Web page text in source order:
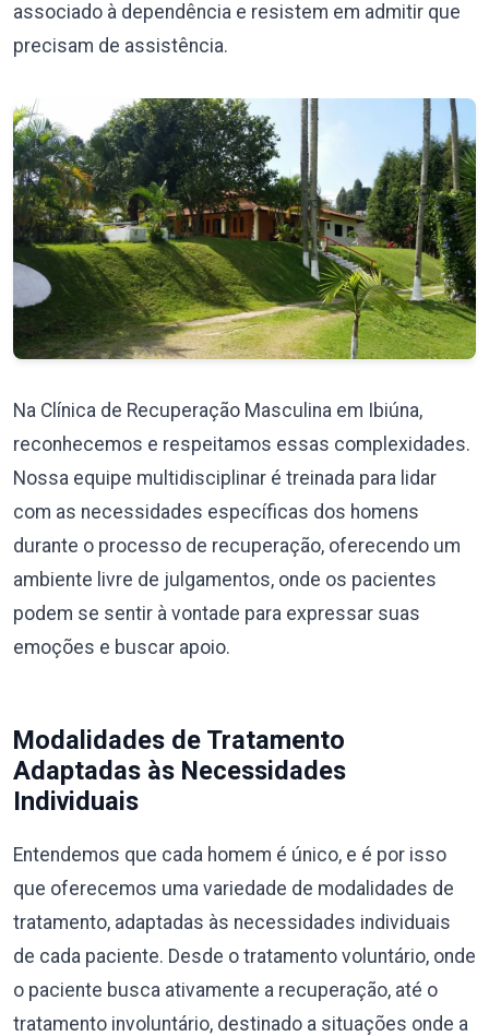
associado à dependência e resistem em admitir que
precisam de assistência.
Na Clínica de Recuperação Masculina em Ibiúna,
reconhecemos e respeitamos essas complexidades.
Nossa equipe multidisciplinar é treinada para lidar
com as necessidades específicas dos homens
durante o processo de recuperação, oferecendo um
ambiente livre de julgamentos, onde os pacientes
podem se sentir à vontade para expressar suas
emoções e buscar apoio.
Modalidades de Tratamento
Adaptadas às Necessidades
Individuais
Entendemos que cada homem é único, e é por isso
que oferecemos uma variedade de modalidades de
tratamento, adaptadas às necessidades individuais
de cada paciente. Desde o tratamento voluntário, onde
o paciente busca ativamente a recuperação, até o
tratamento involuntário, destinado a situações onde a